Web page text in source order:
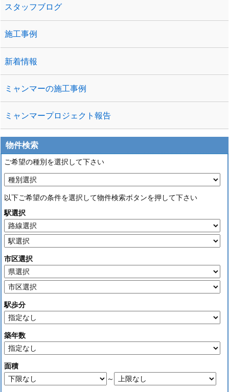
スタッフブログ
施工事例
新着情報
ミャンマーの施工事例
ミャンマープロジェクト報告
物件検索
ご希望の種別を選択して下さい
以下ご希望の条件を選択して物件検索ボタンを押して下さい
駅選択
市区選択
駅歩分
築年数
面積
～